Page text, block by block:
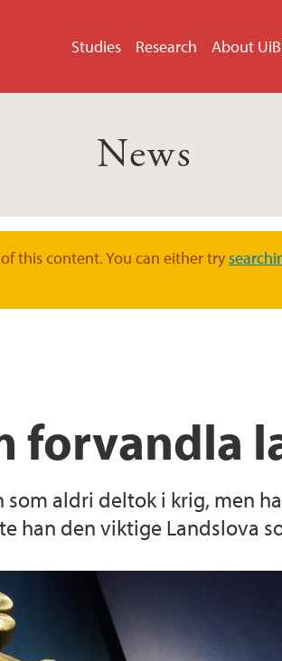
Studies Research About UiB
News
this content. You can either try
forvandla
aldri deltok i krig, men
han den viktige Landslova